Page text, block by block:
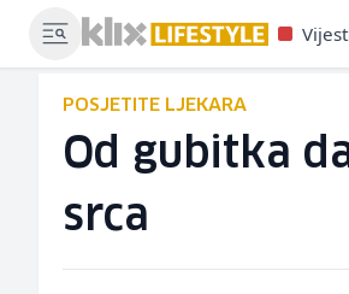
POSJETITE LJEKARA
Od gubitka
srca